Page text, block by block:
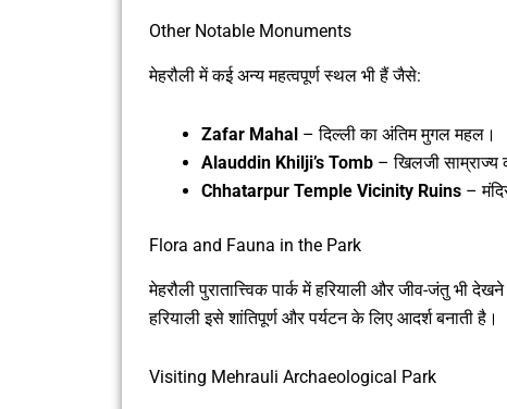
Other Notable Monuments
मेहरौली में कई अन्य महत्वपूर्ण स्थल भी हैं जैसे:
Zafar Mahal – दिल्ली का अंतिम मुगल महल।
Alauddin Khilji’s Tomb – खिलजी साम्राज्य
Chhatarpur Temple Vicinity Ruins –
Flora and Fauna in the Park
मेहरौली पुरातात्त्विक पार्क में हरियाली और जीव-जंतु भी
हरियाली इसे शांतिपूर्ण और पर्यटन के लिए आदर्श बनाती है।
Visiting Mehrauli Archaeological Park